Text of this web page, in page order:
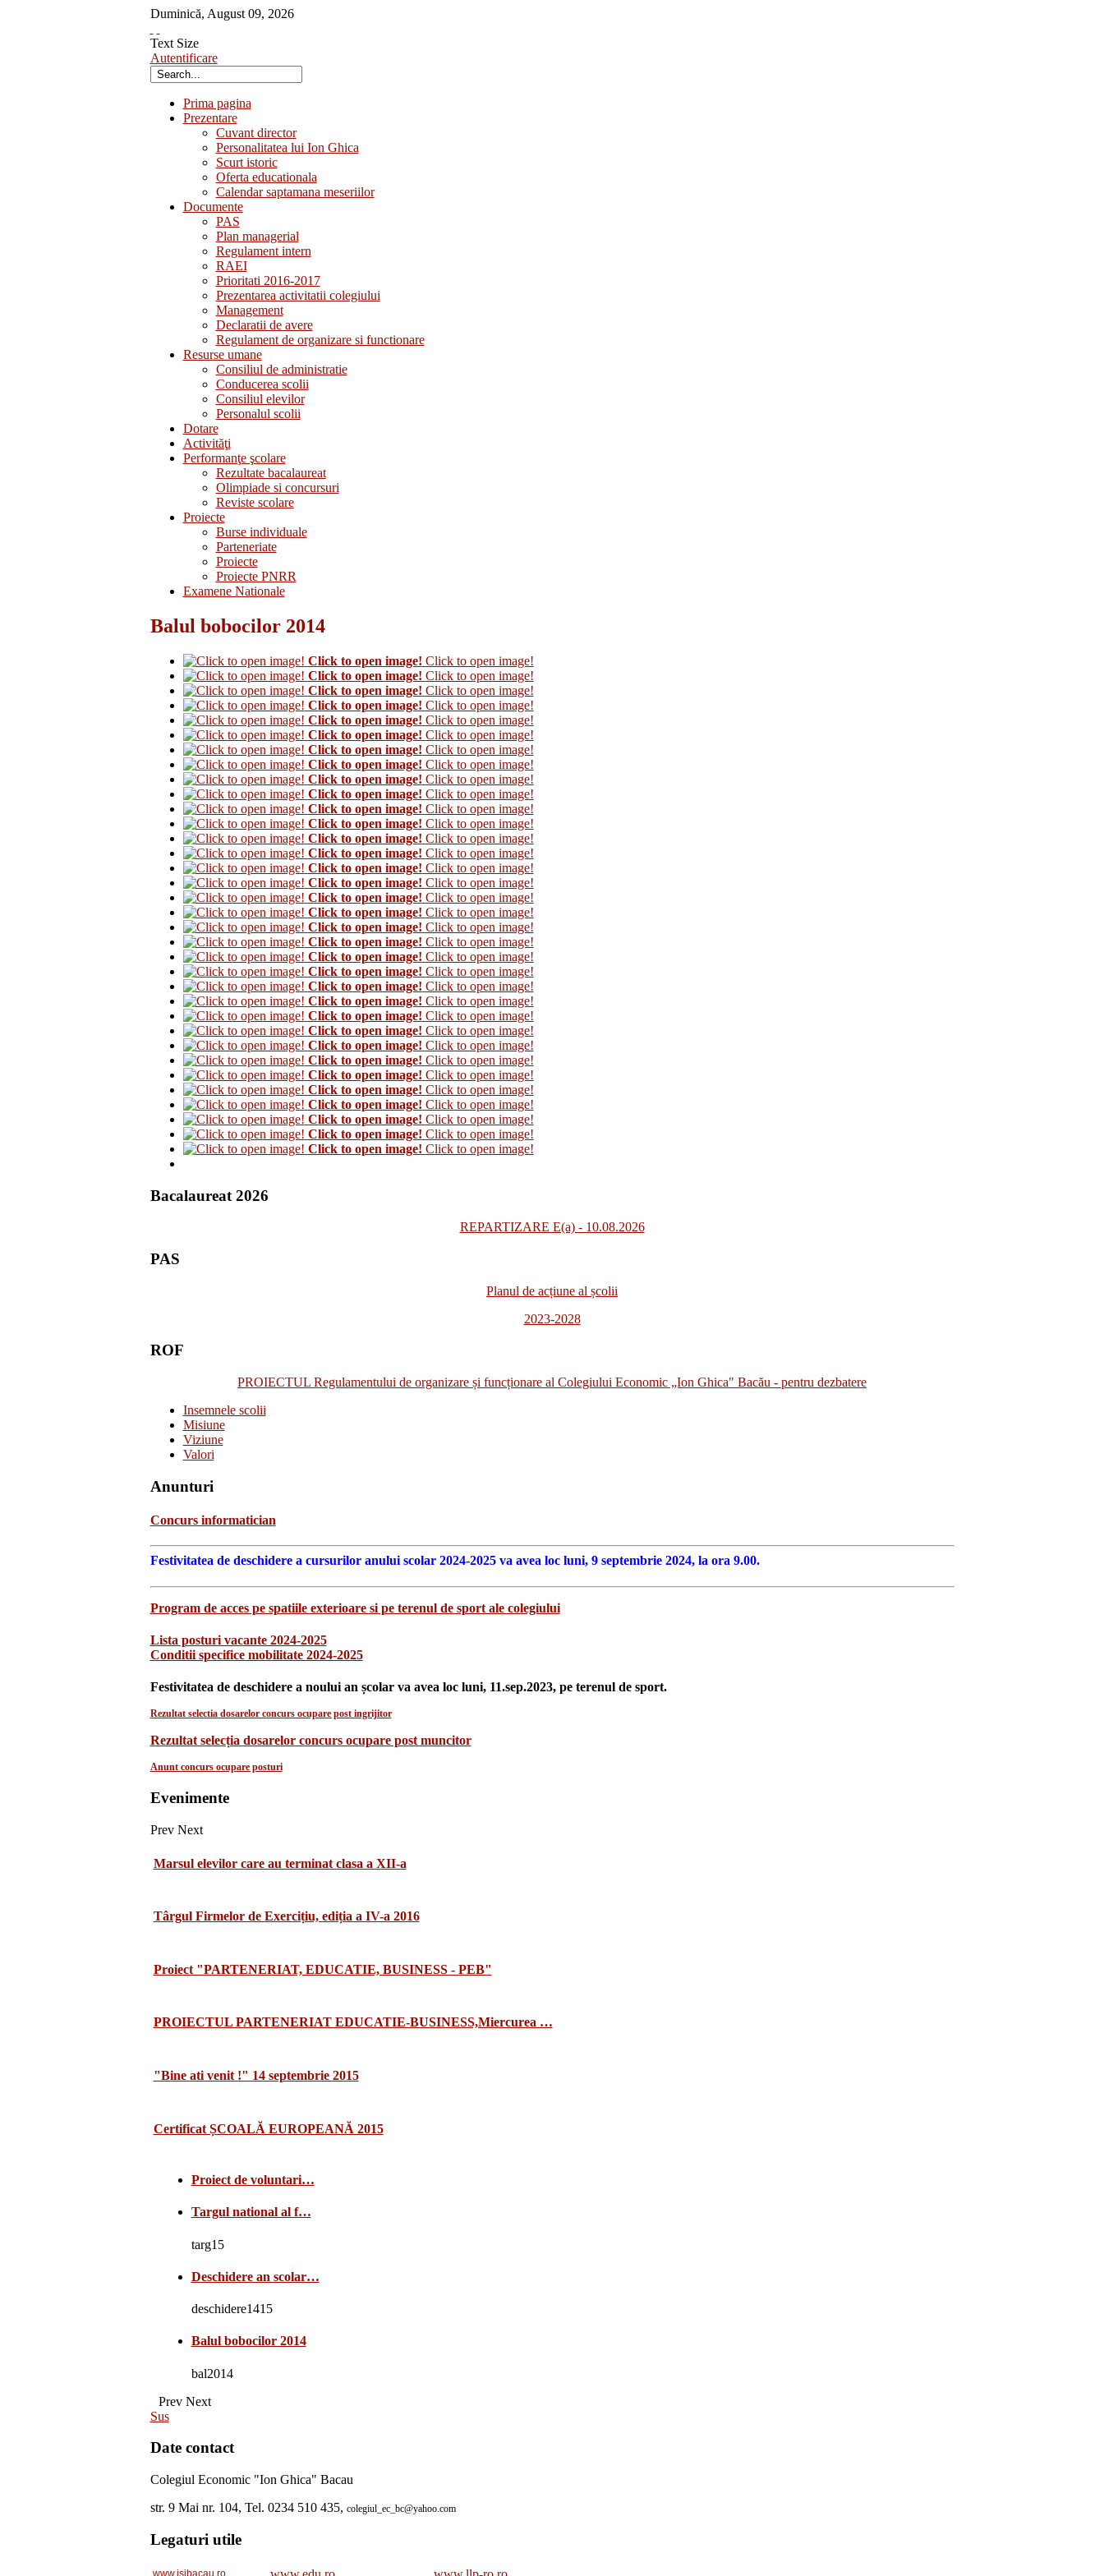
Duminică, August 09, 2026
Text Size
Autentificare
Prima pagina
Prezentare
Cuvant director
Personalitatea lui Ion Ghica
Scurt istoric
Oferta educationala
Calendar saptamana meseriilor
Documente
PAS
Plan managerial
Regulament intern
RAEI
Prioritati 2016-2017
Prezentarea activitatii colegiului
Management
Declaratii de avere
Regulament de organizare si functionare
Resurse umane
Consiliul de administratie
Conducerea scolii
Consiliul elevilor
Personalul scolii
Dotare
Activităţi
Performanţe şcolare
Rezultate bacalaureat
Olimpiade si concursuri
Reviste scolare
Proiecte
Burse individuale
Parteneriate
Proiecte
Proiecte PNRR
Examene Nationale
Balul bobocilor 2014
Click to open image! Click to open image!
Click to open image! Click to open image!
Click to open image! Click to open image!
Click to open image! Click to open image!
Click to open image! Click to open image!
Click to open image! Click to open image!
Click to open image! Click to open image!
Click to open image! Click to open image!
Click to open image! Click to open image!
Click to open image! Click to open image!
Click to open image! Click to open image!
Click to open image! Click to open image!
Click to open image! Click to open image!
Click to open image! Click to open image!
Click to open image! Click to open image!
Click to open image! Click to open image!
Click to open image! Click to open image!
Click to open image! Click to open image!
Click to open image! Click to open image!
Click to open image! Click to open image!
Click to open image! Click to open image!
Click to open image! Click to open image!
Click to open image! Click to open image!
Click to open image! Click to open image!
Click to open image! Click to open image!
Click to open image! Click to open image!
Click to open image! Click to open image!
Click to open image! Click to open image!
Click to open image! Click to open image!
Click to open image! Click to open image!
Click to open image! Click to open image!
Click to open image! Click to open image!
Click to open image! Click to open image!
Click to open image! Click to open image!
Bacalaureat 2026
REPARTIZARE E(a) - 10.08.2026
PAS
Planul de acțiune al școlii
2023-2028
ROF
PROIECTUL Regulamentului de organizare și funcționare al Colegiului Economic „Ion Ghica" Bacău - pentru dezbatere
Insemnele scolii
Misiune
Viziune
Valori
Anunturi
Concurs informatician
Festivitatea de deschidere a cursurilor anului scolar 2024-2025 va avea loc luni, 9 septembrie 2024, la ora 9.00.
Program de acces pe spatiile exterioare si pe terenul de sport ale colegiului
Lista posturi vacante 2024-2025
Conditii specifice mobilitate 2024-2025
Festivitatea de deschidere a noului an școlar va avea loc luni, 11.sep.2023, pe terenul de sport.
Rezultat selectia dosarelor concurs ocupare post ingrijitor
Rezultat selecția dosarelor concurs ocupare post muncitor
Anunt concurs ocupare posturi
Evenimente
Prev Next
Marsul elevilor care au terminat clasa a XII-a
Târgul Firmelor de Exercițiu, ediția a IV-a 2016
Proiect "PARTENERIAT, EDUCATIE, BUSINESS - PEB"
PROIECTUL PARTENERIAT EDUCATIE-BUSINESS,Miercurea …
"Bine ati venit !" 14 septembrie 2015
Certificat ȘCOALĂ EUROPEANĂ 2015
Proiect de voluntari…
Targul national al f…
targ15
Deschidere an scolar…
deschidere1415
Balul bobocilor 2014
bal2014
Prev Next
Sus
Date contact
Colegiul Economic "Ion Ghica" Bacau
str. 9 Mai nr. 104, Tel. 0234 510 435, colegiul_ec_bc@yahoo.com
Legaturi utile
www.isjbacau.ro